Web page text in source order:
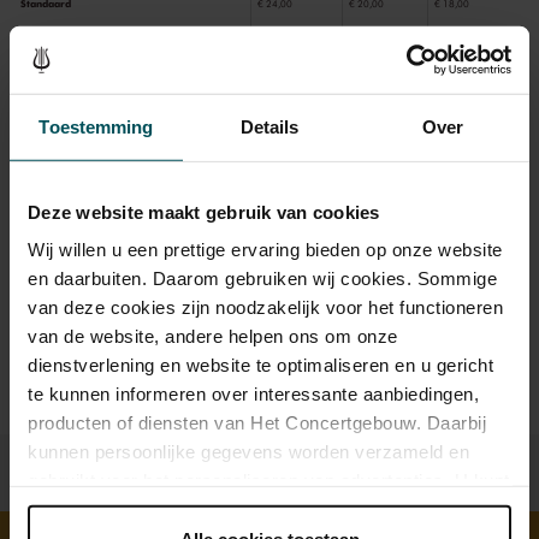
Toestemming Details Over
Deze website maakt gebruik van cookies
Wij willen u een prettige ervaring bieden op onze website
en daarbuiten. Daarom gebruiken wij cookies. Sommige
van deze cookies zijn noodzakelijk voor het functioneren
van de website, andere helpen ons om onze
dienstverlening en website te optimaliseren en u gericht
te kunnen informeren over interessante aanbiedingen,
producten of diensten van Het Concertgebouw. Daarbij
kunnen persoonlijke gegevens worden verzameld en
onder 'aanpassen' zelf welke cookies wij mogen
Standaard € 24,00 € 20,00 € 18,00
Online sprint tot 30 jaar € 16,00
online bestelflow beschikbaar.
Meer informatie over
Prijzen zijn exclusief transactiekosten: € 5 per bestelling. Wilt
u rolstoelplaatsen bestellen? Mail naar
kassa@concertgebouw.nl of bel de Concertgebouwlijn op
020 – 671 83 45.